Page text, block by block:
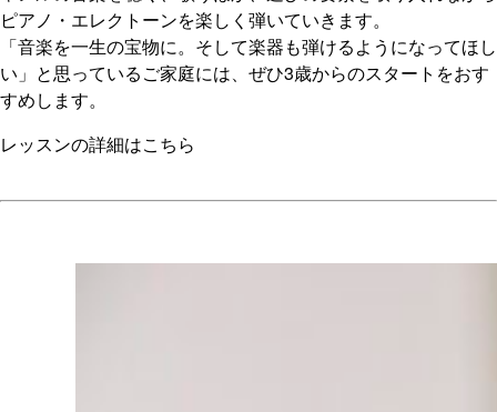
ピアノ・エレクトーンを楽しく弾いていきます。
「音楽を一生の宝物に。そして楽器も弾けるようになってほし
い」と思っているご家庭には、ぜひ3歳からのスタートをおす
すめします。
レッスンの詳細はこちら